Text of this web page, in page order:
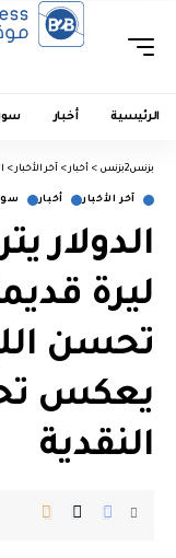
الرئيسية أخبار
بزنس2بزنس > أخبار > آخر الأخبار >
آخر الأخبار أخبار
ليرة
تحسن
يعكس
النقدية